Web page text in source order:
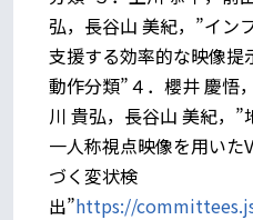
弘，長谷山 美紀，”イン
支援する効率的な映像
動作分類”４．櫻井 慶悟
川 貴弘，長谷山 美紀，
一人称視点映像を用い
づく変状検
出”https://